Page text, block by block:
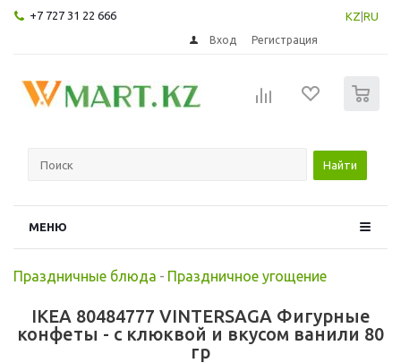
+7 727 31 22 666 KZ RU
Вход Регистрация
Найти
МЕНЮ
Праздничные блюда - Праздничное угощение
IKEA 80484777 VINTERSAGA Фигурные
конфеты - с клюквой и вкусом ванили 80
гр